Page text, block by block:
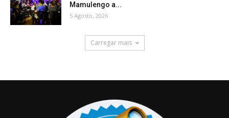
Mamulengo a...
5 Agosto, 2026
Carregar mais